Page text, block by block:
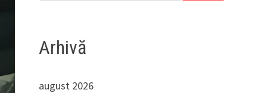
Arhivă
august 2026